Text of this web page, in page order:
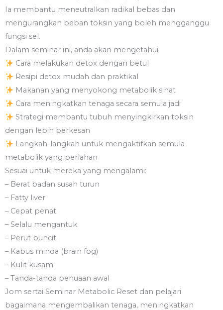
Ia membantu meneutralkan radikal bebas dan
mengurangkan beban toksin yang boleh mengganggu
fungsi sel.
Dalam seminar ini, anda akan mengetahui:
Cara melakukan detox dengan betul
Resipi detox mudah dan praktikal
Makanan yang menyokong metabolik sihat
Cara meningkatkan tenaga secara semula jadi
Strategi membantu tubuh menyingkirkan toksin
dengan lebih berkesan
Langkah-langkah untuk mengaktifkan semula
metabolik yang perlahan
Sesuai untuk mereka yang mengalami:
– Berat badan susah turun
– Fatty liver
– Cepat penat
– Selalu mengantuk
– Perut buncit
– Kabus minda (brain fog)
– Kulit kusam
– Tanda-tanda penuaan awal
Jom sertai Seminar Metabolic Reset dan pelajari
bagaimana mengembalikan tenaga, meningkatkan